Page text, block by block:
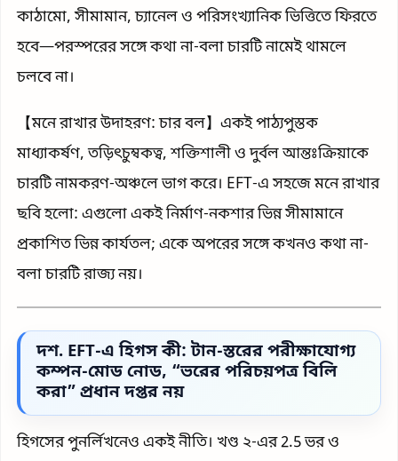
কাঠামো, সীমামান, চ্যানেল ও পরিসংখ্যানিক ভিত্তিতে ফিরতে
হবে—পরস্পরের সঙ্গে কথা না-বলা চারটি নামেই থামলে
চলবে না।
【মনে রাখার উদাহরণ: চার বল】একই পাঠ্যপুস্তক
মাধ্যাকর্ষণ, তড়িৎচুম্বকত্ব, শক্তিশালী ও দুর্বল আন্তঃক্রিয়াকে
চারটি নামকরণ-অঞ্চলে ভাগ করে। EFT-এ সহজে মনে রাখার
ছবি হলো: এগুলো একই নির্মাণ-নকশার ভিন্ন সীমামানে
প্রকাশিত ভিন্ন কার্যতল; একে অপরের সঙ্গে কখনও কথা না-
বলা চারটি রাজ্য নয়।
দশ. EFT-এ হিগস কী: টান-স্তরের পরীক্ষাযোগ্য
কম্পন-মোড নোড, “ভরের পরিচয়পত্র বিলি
করা” প্রধান দপ্তর নয়
হিগসের পুনর্লিখনেও একই নীতি। খণ্ড ২-এর 2.5 ভর ও